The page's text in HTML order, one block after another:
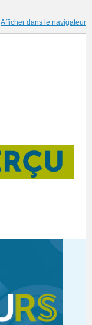
Afficher dans le navigateur